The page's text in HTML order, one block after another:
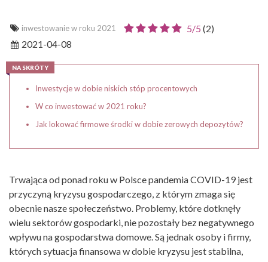
inwestowanie w roku 2021 5/5 (2)
2021-04-08
NA SKRÓTY
Inwestycje w dobie niskich stóp procentowych
W co inwestować w 2021 roku?
Jak lokować firmowe środki w dobie zerowych depozytów?
Trwająca od ponad roku w Polsce pandemia COVID-19 jest
przyczyną kryzysu gospodarczego, z którym zmaga się
obecnie nasze społeczeństwo. Problemy, które dotknęły
wielu sektorów gospodarki, nie pozostały bez negatywnego
wpływu na gospodarstwa domowe. Są jednak osoby i firmy,
których sytuacja finansowa w dobie kryzysu jest stabilna,